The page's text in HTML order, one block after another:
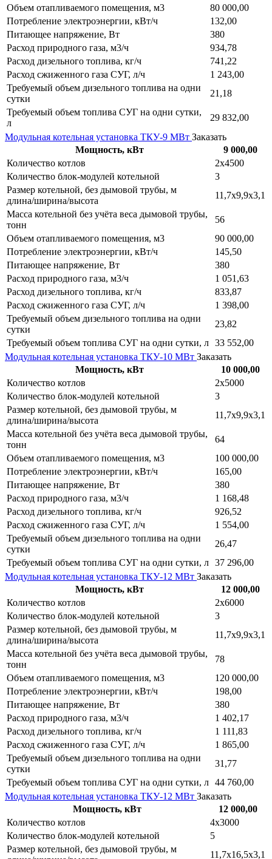
Объем отапливаемого помещения, м3
80 000,00
Потребление электроэнергии, кВт/ч
132,00
Питающее напряжение, Вт
380
Расход природного газа, м3/ч
934,78
Расход дизельного топлива, кг/ч
741,22
Расход сжиженного газа СУГ, л/ч
1 243,00
Требуемый объем дизельного топлива на одни
сутки
21,18
Требуемый объем топлива СУГ на одни сутки,
л
29 832,00
Модульная котельная установка ТКУ-9 МВт Заказать
Мощность, кВт
9 000,00
Количество котлов
2х4500
Количество блок-модулей котельной
3
Размер котельной, без дымовой трубы, м
длина/ширина/высота
11,7х9,9х3,1
Масса котельной без учёта веса дымовой трубы,
тонн
56
Объем отапливаемого помещения, м3
90 000,00
Потребление электроэнергии, кВт/ч
145,50
Питающее напряжение, Вт
380
Расход природного газа, м3/ч
1 051,63
Расход дизельного топлива, кг/ч
833,87
Расход сжиженного газа СУГ, л/ч
1 398,00
Требуемый объем дизельного топлива на одни
сутки
23,82
Требуемый объем топлива СУГ на одни сутки, л 33 552,00
Модульная котельная установка ТКУ-10 МВт Заказать
Мощность, кВт
10 000,00
Количество котлов
2х5000
Количество блок-модулей котельной
3
Размер котельной, без дымовой трубы, м
длина/ширина/высота
11,7х9,9х3,1
Масса котельной без учёта веса дымовой трубы,
тонн
64
Объем отапливаемого помещения, м3
100 000,00
Потребление электроэнергии, кВт/ч
165,00
Питающее напряжение, Вт
380
Расход природного газа, м3/ч
1 168,48
Расход дизельного топлива, кг/ч
926,52
Расход сжиженного газа СУГ, л/ч
1 554,00
Требуемый объем дизельного топлива на одни
сутки
26,47
Требуемый объем топлива СУГ на одни сутки, л 37 296,00
Модульная котельная установка ТКУ-12 МВт Заказать
Мощность, кВт
12 000,00
Количество котлов
2х6000
Количество блок-модулей котельной
3
Размер котельной, без дымовой трубы, м
длина/ширина/высота
11,7х9,9х3,1
Масса котельной без учёта веса дымовой трубы,
тонн
78
Объем отапливаемого помещения, м3
120 000,00
Потребление электроэнергии, кВт/ч
198,00
Питающее напряжение, Вт
380
Расход природного газа, м3/ч
1 402,17
Расход дизельного топлива, кг/ч
1 111,83
Расход сжиженного газа СУГ, л/ч
1 865,00
Требуемый объем дизельного топлива на одни
сутки
31,77
Требуемый объем топлива СУГ на одни сутки, л 44 760,00
Модульная котельная установка ТКУ-12 МВт Заказать
Мощность, кВт
12 000,00
Количество котлов
4х3000
Количество блок-модулей котельной
5
Размер котельной, без дымовой трубы, м
11,7х16,5х3,1